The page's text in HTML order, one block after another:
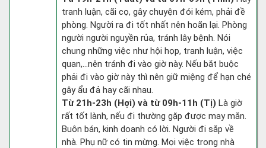
tranh luận, cãi cọ, gây chuyện đói kém, phải đề
phòng. Người ra đi tốt nhất nên hoãn lại. Phòng
người người nguyền rủa, tránh lây bệnh. Nói
chung những việc như hội họp, tranh luận, việc
quan,…nên tránh đi vào giờ này. Nếu bắt buộc
phải đi vào giờ này thì nên giữ miệng để hạn ché
gây ẩu đả hay cãi nhau.
Từ 21h-23h (Hợi) và từ 09h-11h (Tị) Là giờ
rất tốt lành, nếu đi thường gặp được may mắn.
Buôn bán, kinh doanh có lời. Người đi sắp về
nhà. Phụ nữ có tin mừng. Mọi việc trong nhà